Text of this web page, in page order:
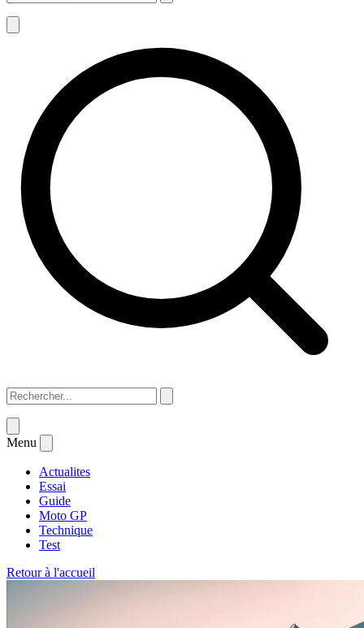
Menu
Actualites
Essai
Guide
Moto GP
Technique
Test
Retour à l'accueil